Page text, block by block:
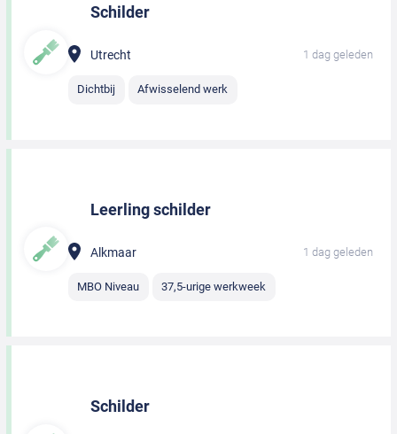
Schilder
Utrecht 1 dag geleden
Dichtbij Afwisselend werk
Leerling schilder
Alkmaar 1 dag geleden
MBO Niveau 37,5-urige werkweek
Schilder